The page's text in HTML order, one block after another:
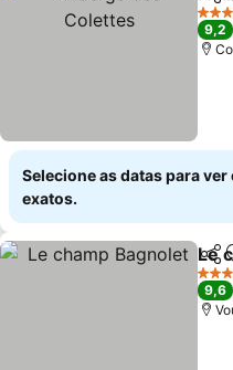
3
9,2
Selecione as datas para
exatos.
Le
3
9,6